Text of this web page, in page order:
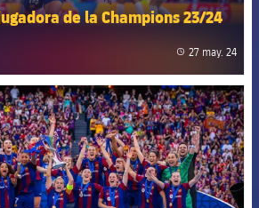
de la Champions 23/24
27 may. 24
FCB Barcelona badge